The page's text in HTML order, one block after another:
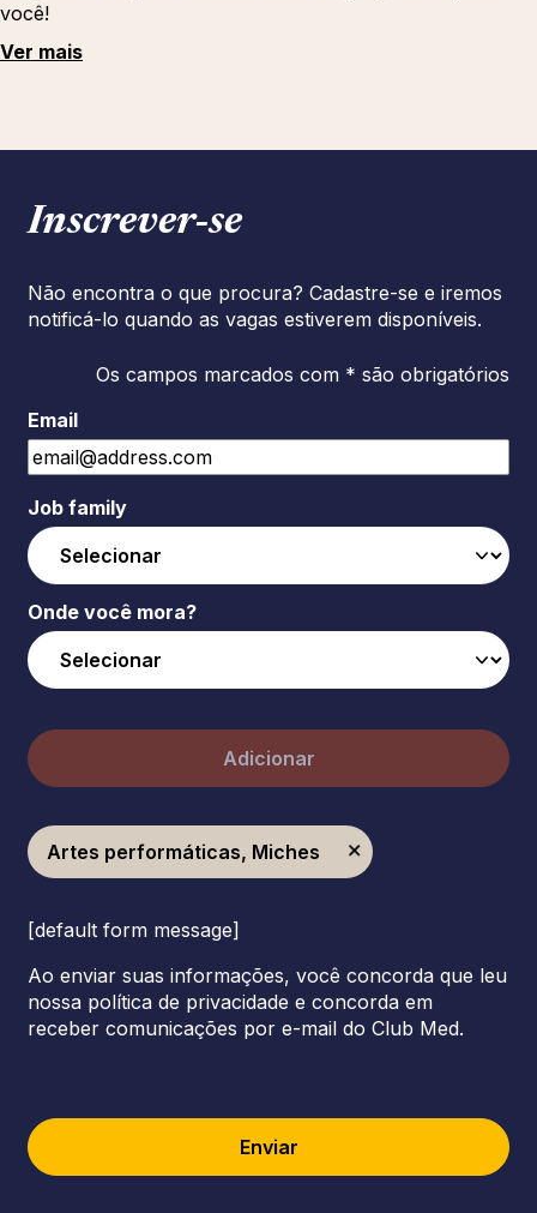
você!
Ver mais
Inscrever‑se
Não encontra o que procura? Cadastre-se e iremos
notificá-lo quando as vagas estiverem disponíveis.
Os campos marcados com * são obrigatórios
Email
Job family
Onde você mora?
Adicionar
Artes performáticas, Miches
[default form message]
Ao enviar suas informações, você concorda que leu
nossa política de privacidade e concorda em
receber comunicações por e-mail do Club Med.
Enviar